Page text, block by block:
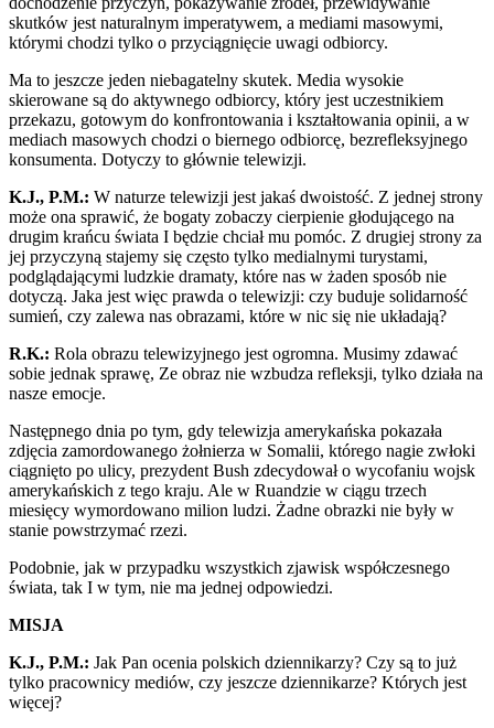
skutków jest naturalnym imperatywem, a mediami masowymi,
którymi chodzi tylko o przyciągnięcie uwagi odbiorcy.
Ma to jeszcze jeden niebagatelny skutek. Media wysokie
skierowane są do aktywnego odbiorcy, który jest uczestnikiem
przekazu, gotowym do konfrontowania i kształtowania opinii, a w
mediach masowych chodzi o biernego odbiorcę, bezrefleksyjnego
konsumenta. Dotyczy to głównie telewizji.
K.J., P.M.: W naturze telewizji jest jakaś dwoistość. Z jednej strony
może ona sprawić, że bogaty zobaczy cierpienie głodującego na
drugim krańcu świata I będzie chciał mu pomóc. Z drugiej strony za
jej przyczyną stajemy się często tylko medialnymi turystami,
podglądającymi ludzkie dramaty, które nas w żaden sposób nie
dotyczą. Jaka jest więc prawda o telewizji: czy buduje solidarność
sumień, czy zalewa nas obrazami, które w nic się nie układają?
R.K.: Rola obrazu telewizyjnego jest ogromna. Musimy zdawać
sobie jednak sprawę, Ze obraz nie wzbudza refleksji, tylko działa na
nasze emocje.
Następnego dnia po tym, gdy telewizja amerykańska pokazała
zdjęcia zamordowanego żołnierza w Somalii, którego nagie zwłoki
ciągnięto po ulicy, prezydent Bush zdecydował o wycofaniu wojsk
amerykańskich z tego kraju. Ale w Ruandzie w ciągu trzech
miesięcy wymordowano milion ludzi. Żadne obrazki nie były w
stanie powstrzymać rzezi.
Podobnie, jak w przypadku wszystkich zjawisk współczesnego
świata, tak I w tym, nie ma jednej odpowiedzi.
MISJA
K.J., P.M.: Jak Pan ocenia polskich dziennikarzy? Czy są to już
tylko pracownicy mediów, czy jeszcze dziennikarze? Których jest
więcej?